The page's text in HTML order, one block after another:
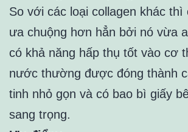
So với các loại collagen khác
ưa chuộng hơn hẳn bởi nó vừa
có khả năng hấp thụ tốt vào cơ
nước thường được đóng thành
tinh nhỏ gọn và có bao bì giấy
sang trọng.